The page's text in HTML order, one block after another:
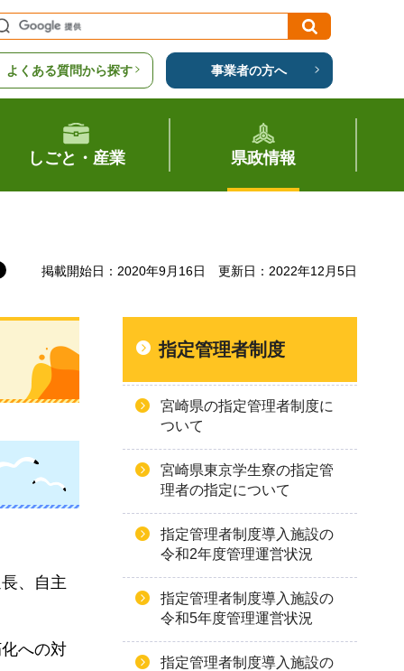
よくある質問から探す 事業者の方へ
しごと・産業 県政情報
掲載開始日：2020年9月16日 更新日：2022年12月5日
、自主
への対
指定管理者制度
宮崎県の指定管理者制度に
ついて
宮崎県東京学生寮の指定管
理者の指定について
指定管理者制度導入施設の
令和2年度管理運営状況
指定管理者制度導入施設の
令和5年度管理運営状況
指定管理者制度導入施設の